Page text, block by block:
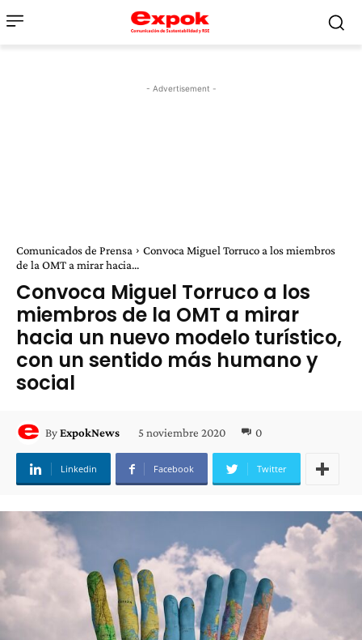
- Advertisement -
Comunicados de Prensa
Convoca Miguel Torruco a los miembros
de la OMT a mirar hacia...
Convoca Miguel Torruco a los
miembros de la OMT a mirar
hacia un nuevo modelo turístico,
con un sentido más humano y
social
ByExpokNews 5 noviembre 2020 0
Linkedin Facebook Twitter